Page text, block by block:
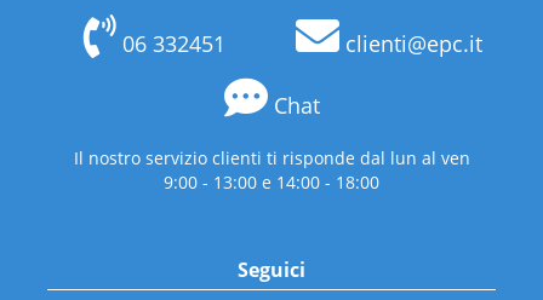
06 332451 clienti@epc.it
Chat
Il nostro servizio clienti ti risponde dal lun al ven
9:00 - 13:00 e 14:00 - 18:00
Seguici